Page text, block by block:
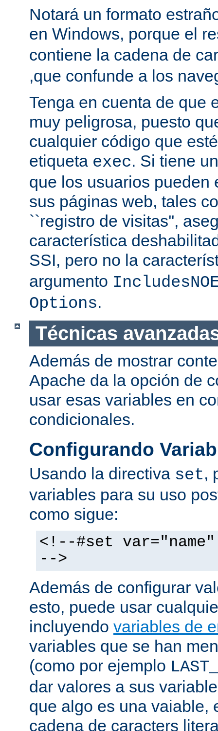
Notará un formato
en Windows, porque el
contiene la cadena de
,que confunde a los
Tenga en cuenta de que
muy peligrosa, puesto
cualquier código que
etiqueta exec. Si tiene
que los usuarios pueden
sus páginas web, tales
``registro de visitas'',
característica
SSI, pero no la
argumento
Options.
Técnicas
Además de mostrar
Apache da la opción de
usar esas variables en
condicionales.
Configurando
Usando la directiva set,
variables para su uso
como sigue:
<!--#set
-->
Además de configurar
esto, puede usar
incluyendo variables de
variables que se han
(como por ejemplo
dar valores a sus
que algo es una vaiable,
cadena de caracters